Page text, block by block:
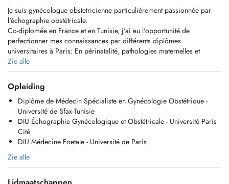
Je suis gynécologue obstetricienne particulièrement passionnée par
l'échographie obstétricale.
Co-diplomée en France et en Tunisie, j'ai eu l'opportunité de
perfectionner mes connaissances par différents diplômes
universitaires à Paris: En périnatalité, pathologies maternelles et
grossesse, échographie gynécologique et obstétricale ainsi qu'en
médecine fœtale.
Après une expérience hospitalière en France, je souhaite mettre tout
mon savoir au service de mes patientes au sein de mon cabinet.
Je vous accompagne durant le suivi complet de votre grossesse,
jusqu'à l'accouchement.
Mon activité comportera les consultations gynécologiques ainsi que la
prise en charge des pathologies gynécologiques bénignes.
Pour vos échographies obstetricales, morphologiques et
gynécologiques vous êtes à la bonne adresse.
Zie alle
Opleiding
Diplôme de Médecin Spécialiste en Gynécologie Obstétrique -
Université de Sfax-Tunisie
DIU Échographie Gynécologique et Obstétricale - Université Paris
Cité
DIU Médecine Foetale - Université de Paris
Zie alle